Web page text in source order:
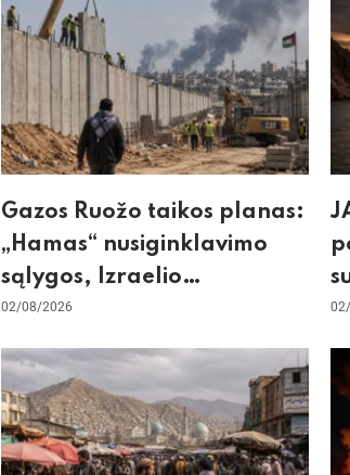
Gazos Ruožo taikos planas:
„Hamas“ nusiginklavimo
sąlygos, Izraelio
skepticizmas ir ES nerimas
dėl sienos
02/08/2026